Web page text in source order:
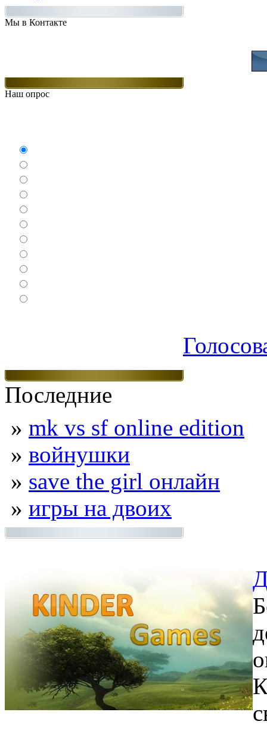
Мы в Контакте
Наш опрос
Последние
» mk vs sf online edition
» войнушки
» save the girl онлайн
» игры на двоих